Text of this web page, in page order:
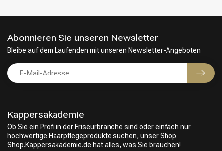
Friseurwahl
Kappersakademie
Ob Sie ein Profi in der Friseurbranche sind oder einfach nur
hochwertige Haarpflegeprodukte suchen, unser Shop
Shop.Kappersakademie.de hat alles, was Sie brauchen!
Abonnieren Sie unseren Newsletter
Bleibe auf dem Laufenden mit unseren Newsletter-Angeboten